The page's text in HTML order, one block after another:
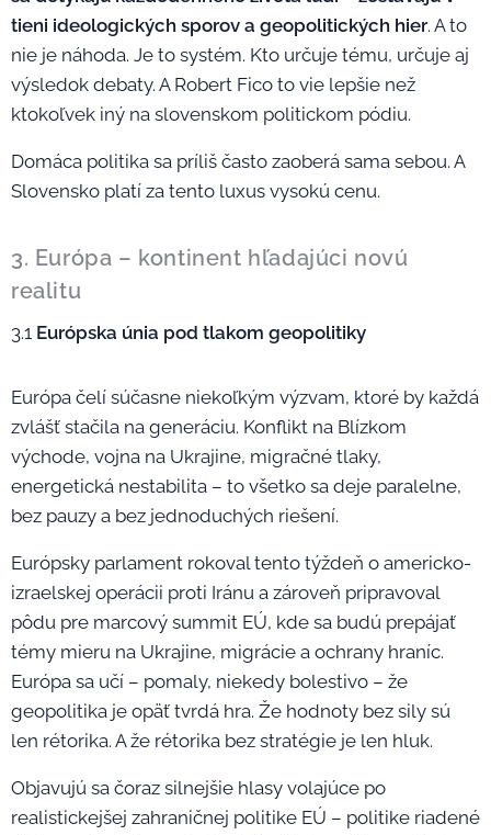
tieni ideologických sporov a geopolitických hier. A to
nie je náhoda. Je to systém. Kto určuje tému, určuje aj
výsledok debaty. A Robert Fico to vie lepšie než
ktokoľvek iný na slovenskom politickom pódiu.
Domáca politika sa príliš často zaoberá sama sebou. A
Slovensko platí za tento luxus vysokú cenu.
3. Európa – kontinent hľadajúci novú
realitu
3.1 Európska únia pod tlakom geopolitiky
Európa čelí súčasne niekoľkým výzvam, ktoré by každá
zvlášť stačila na generáciu. Konflikt na Blízkom
východe, vojna na Ukrajine, migračné tlaky,
energetická nestabilita – to všetko sa deje paralelne,
bez pauzy a bez jednoduchých riešení.
Európsky parlament rokoval tento týždeň o americko-
izraelskej operácii proti Iránu a zároveň pripravoval
pôdu pre marcový summit EÚ, kde sa budú prepájať
témy mieru na Ukrajine, migrácie a ochrany hraníc.
Európa sa učí – pomaly, niekedy bolestivo – že
geopolitika je opäť tvrdá hra. Že hodnoty bez sily sú
len rétorika. A že rétorika bez stratégie je len hluk.
Objavujú sa čoraz silnejšie hlasy volajúce po
realistickejšej zahraničnej politike EÚ – politike riadené